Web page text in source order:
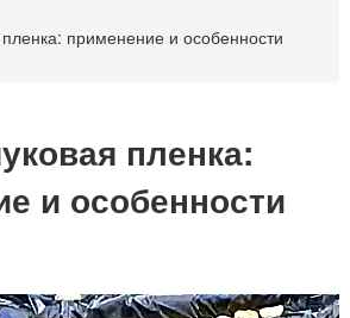
пленка: применение и особенности
пленка:
и особенности